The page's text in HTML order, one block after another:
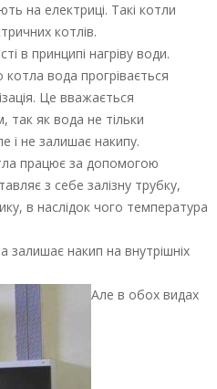
на електриці. Такі котли
котлів.
в принципі нагріву води.
вода прогрівається
Це вважається
так як вода не тільки
і не залишає накипу.
працює за допомогою
з себе залізну трубку,
в наслідок чого температура
накип на внутрішніх
Але в обох видах